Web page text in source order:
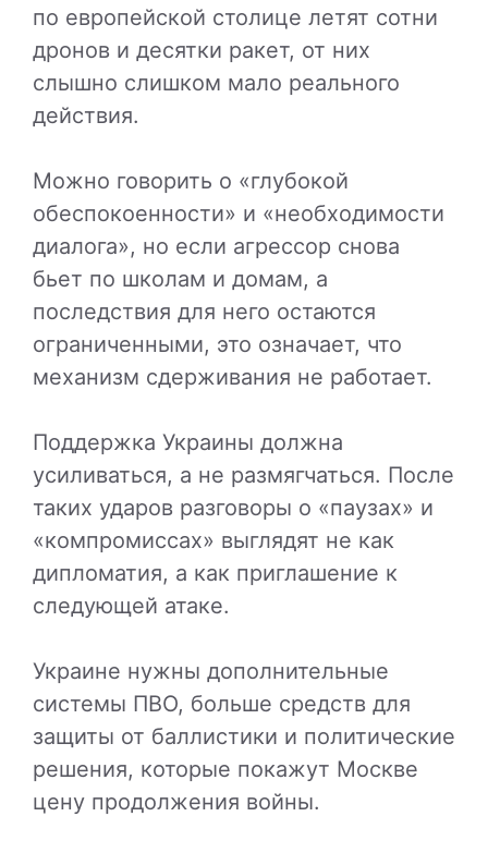
по европейской столице летят сотни
дронов и десятки ракет, от них
слышно слишком мало реального
действия.
Можно говорить о «глубокой
обеспокоенности» и «необходимости
диалога», но если агрессор снова
бьет по школам и домам, а
последствия для него остаются
ограниченными, это означает, что
механизм сдерживания не работает.
Поддержка Украины должна
усиливаться, а не размягчаться. После
таких ударов разговоры о «паузах» и
«компромиссах» выглядят не как
дипломатия, а как приглашение к
следующей атаке.
Украине нужны дополнительные
системы ПВО, больше средств для
защиты от баллистики и политические
решения, которые покажут Москве
цену продолжения войны.